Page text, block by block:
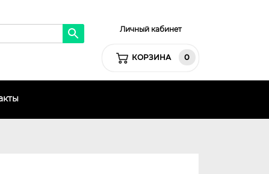
Личный кабинет
КОРЗИНА 0